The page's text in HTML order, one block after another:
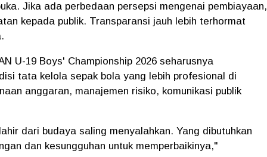
Jika ada perbedaan persepsi mengenai pembiayaan,
kepada publik. Transparansi jauh lebih terhormat
U-19 Boys' Championship 2026 seharusnya
tata kelola sepak bola yang lebih profesional di
anggaran, manajemen risiko, komunikasi publik
dari budaya saling menyalahkan. Yang dibutuhkan
dan kesungguhan untuk memperbaikinya,"